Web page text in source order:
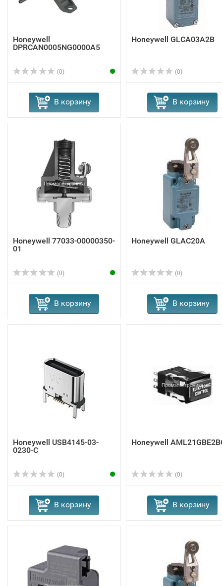
Honeywell
DPRCAN0005NG0000A5
(0)
В корзину
Honeywell GLCA03A2B
(0)
В корзину
Honeywell 77033-00000350-
01
(0)
В корзину
Honeywell GLAC20A
(0)
В корзину
Honeywell USB4145-03-
0230-C
(0)
В корзину
Honeywell
(0)
В корзину